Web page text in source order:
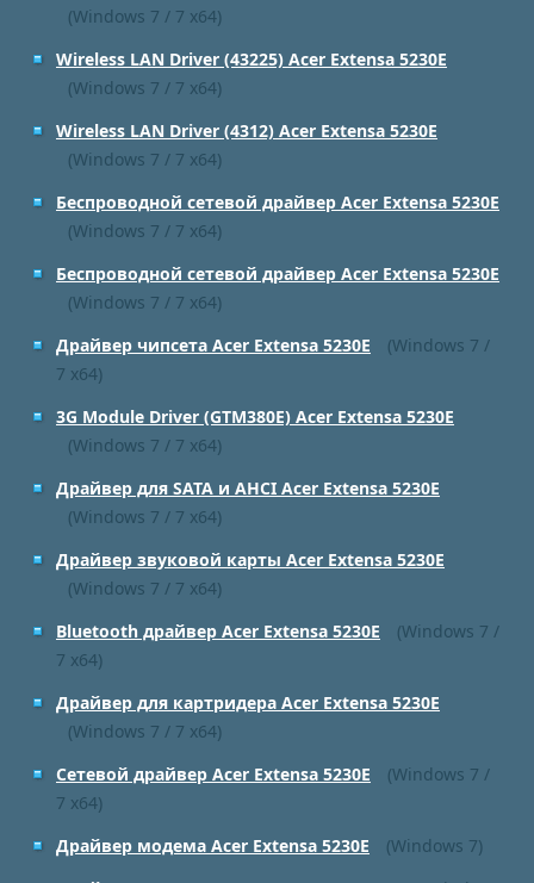
(Windows 7 / 7 x64)
Wireless LAN Driver (43225) Acer Extensa 5230E
(Windows 7 / 7 x64)
Wireless LAN Driver (4312) Acer Extensa 5230E
(Windows 7 / 7 x64)
Беспроводной сетевой драйвер Acer Extensa 5230E
(Windows 7 / 7 x64)
Беспроводной сетевой драйвер Acer Extensa 5230E
(Windows 7 / 7 x64)
Драйвер чипсета Acer Extensa 5230E
(Windows 7 /
7 x64)
3G Module Driver (GTM380E) Acer Extensa 5230E
(Windows 7 / 7 x64)
Драйвер для SATA и AHCI Acer Extensa 5230E
(Windows 7 / 7 x64)
Драйвер звуковой карты Acer Extensa 5230E
(Windows 7 / 7 x64)
Bluetooth драйвер Acer Extensa 5230E
(Windows 7 /
7 x64)
Драйвер для картридера Acer Extensa 5230E
(Windows 7 / 7 x64)
Сетевой драйвер Acer Extensa 5230E
(Windows 7 /
7 x64)
Драйвер модема Acer Extensa 5230E
(Windows 7)